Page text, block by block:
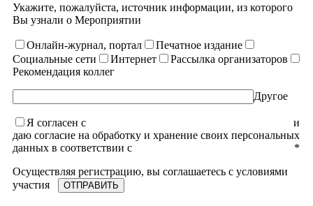
Укажите, пожалуйста, источник информации, из которого
Вы узнали о Мероприятии
Онлайн-журнал, портал
Печатное издание
Социальные сети
Интернет
Рассылка организаторов
Рекомендация коллег
Другое
Я согласен с
и
даю согласие на обработку и хранение своих персональных
данных в соответствии с
*
Осуществляя регистрацию, вы соглашаетесь с условиями
участия